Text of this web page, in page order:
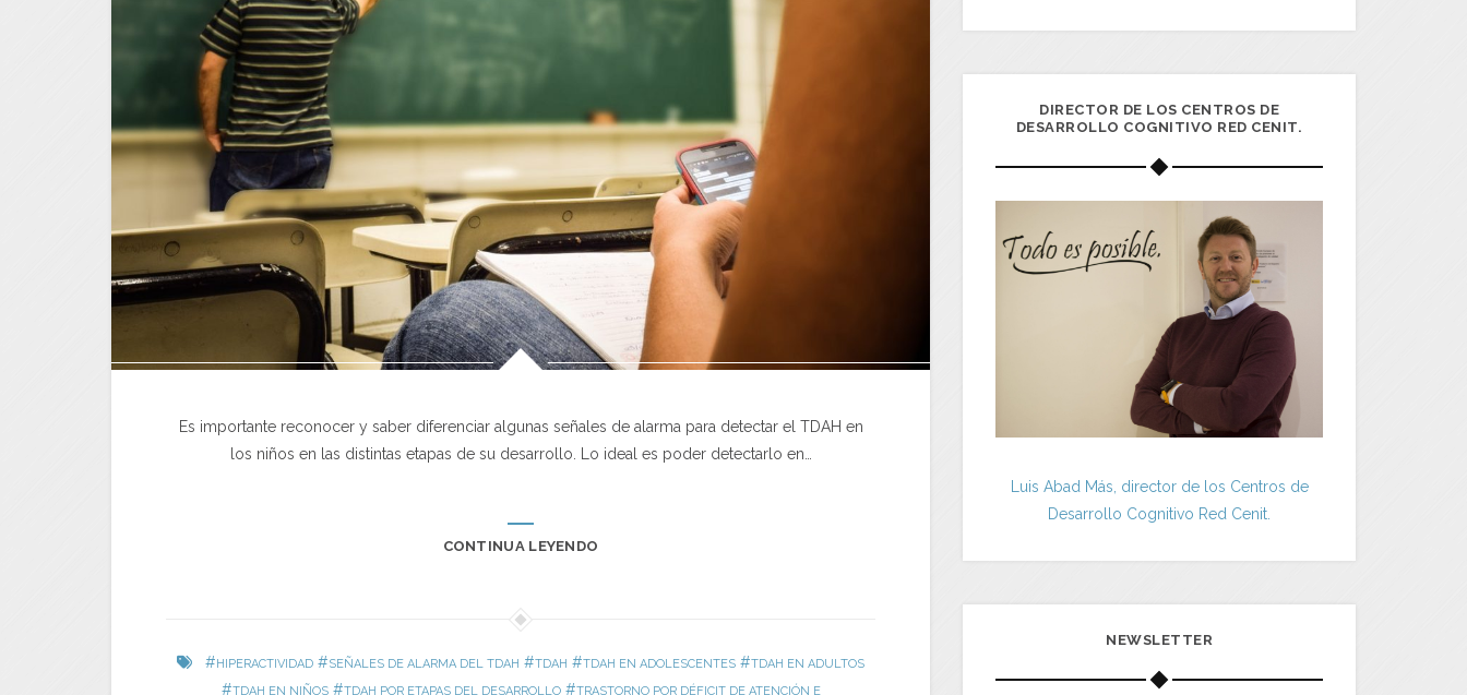
Es importante reconocer y saber diferenciar algunas señales de alarma para detectar el TDAH en
los niños en las distintas etapas de su desarrollo. Lo ideal es poder detectarlo en…
CONTINUA LEYENDO
#HIPERACTIVIDAD #SEÑALES DE ALARMA DEL TDAH #TDAH #TDAH EN ADOLESCENTES #TDAH EN ADULTOS
#TDAH EN NIÑOS#TDAH POR ETAPAS DEL DESARROLLO#TRASTORNO POR DÉFICIT DE ATENCIÓN E
DIRECTOR DE LOS CENTROS DE
DESARROLLO COGNITIVO RED CENIT.
Luis Abad Más, director de los Centros de
Desarrollo Cognitivo Red Cenit.
NEWSLETTER